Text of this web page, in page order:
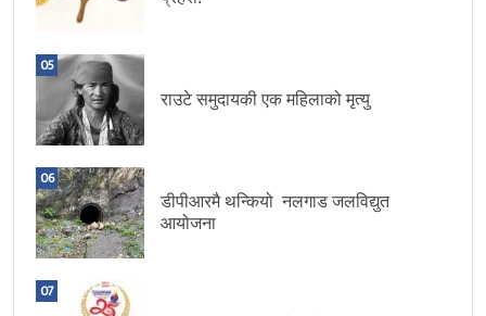
05
राउटे समुदायकी एक महिलाको मृत्यु
06
डीपीआरमै थन्कियो नलगाड जलविद्युत
आयोजना
07